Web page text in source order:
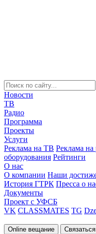
Новости
ТВ
Радио
Программа
Проекты
Услуги
Реклама на ТВ Реклама на
оборудования Рейтинги
О нас
О компании Наши
История ГТРК Пресса о
Документы
Проект с УФСБ
VK CLASSMATES TG
Online вещание